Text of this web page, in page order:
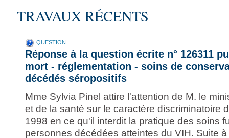
TRAVAUX RÉCENTS
QUESTION
Réponse à la question écrite n° 126311
mort - réglementation - soins de
décédés séropositifs
Mme Sylvia Pinel attire l'attention de M. le
et de la santé sur le caractère discriminatoire
1998 en ce qu'il interdit la pratique des soins
personnes décédées atteintes du VIH. Suite